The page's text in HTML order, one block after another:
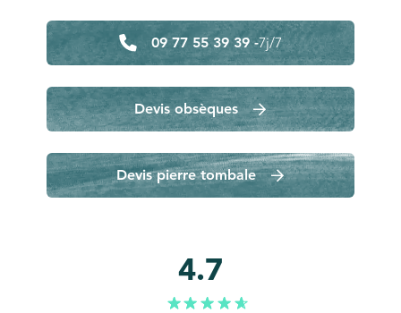
09 77 55 39 39 -7j/7
Devis obsèques
Devis pierre tombale
4.7